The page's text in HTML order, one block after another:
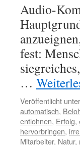
Audio-
fest:
…
Veröffentlicht unter
automatisch,
entlohnen, Erfolg,
hervorbringen,
Mitarbeiter, Natur,